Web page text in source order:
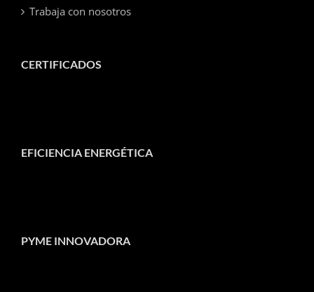
Trabaja con nosotros
CERTIFICADOS
EFICIENCIA ENERGÉTICA
PYME INNOVADORA